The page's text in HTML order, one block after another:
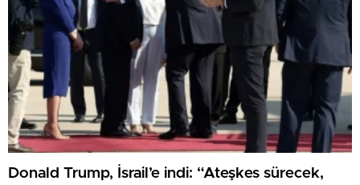
Donald Trump, İsrail’e indi: “Ateşkes sürecek,